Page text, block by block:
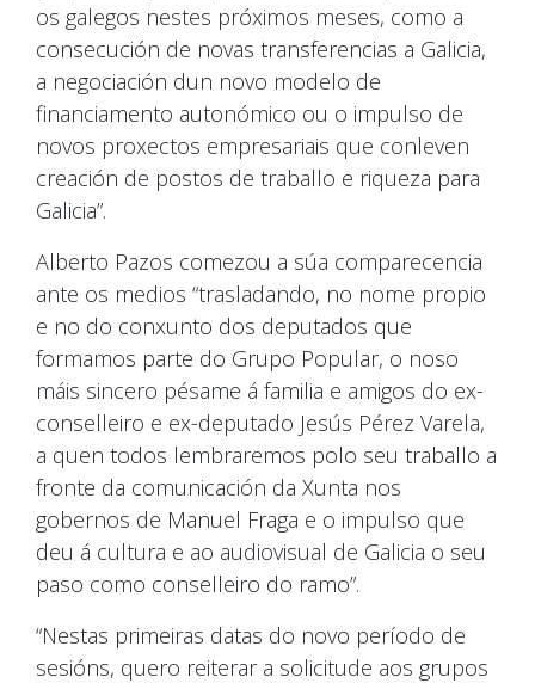
os galegos nestes próximos meses, como a
consecución de novas transferencias a Galicia,
a negociación dun novo modelo de
financiamento autonómico ou o impulso de
novos proxectos empresariais que conleven
creación de postos de traballo e riqueza para
Galicia”.
Alberto Pazos comezou a súa comparecencia
ante os medios “trasladando, no nome propio
e no do conxunto dos deputados que
formamos parte do Grupo Popular, o noso
máis sincero pésame á familia e amigos do ex-
conselleiro e ex-deputado Jesús Pérez Varela,
a quen todos lembraremos polo seu traballo a
fronte da comunicación da Xunta nos
gobernos de Manuel Fraga e o impulso que
deu á cultura e ao audiovisual de Galicia o seu
paso como conselleiro do ramo”.
“Nestas primeiras datas do novo período de
sesións, quero reiterar a solicitude aos grupos